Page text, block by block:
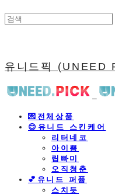
유니드픽 (UNEED
💌전체상품
😊유니드 스킨케어
리터네코
아이쁨
립빠미
오직청춘
💕유니드 퍼퓸
스치듯